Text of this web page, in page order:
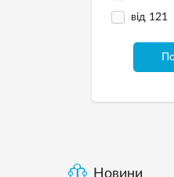
від 121
Новини